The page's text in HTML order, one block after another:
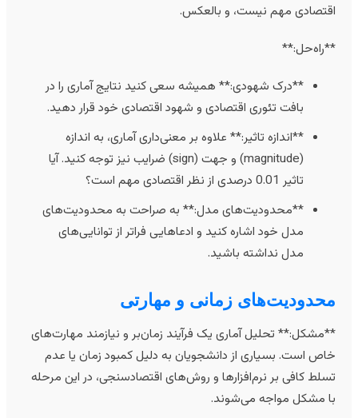
مهم نیست، و بالعکس.
**درک شهودی:** همیشه سعی کنید نتایج آماری را در
بافت تئوری اقتصادی و شهود اقتصادی خود قرار دهید.
**اندازه تاثیر:** علاوه بر معنی‌داری آماری، به اندازه
(magnitude) و جهت (sign) ضرایب نیز توجه کنید. آیا
**محدودیت‌های مدل:** به صراحت به محدودیت‌های
مدل خود اشاره کنید و ادعاهایی فراتر از توانایی‌های
مدل نداشته باشید.
زمانی و مهارتی
تحلیل آماری یک فرآیند زمان‌بر و نیازمند مهارت‌های
است. بسیاری از دانشجویان به دلیل کمبود زمان یا عدم
کافی بر نرم‌افزارها و روش‌های اقتصادسنجی، در این مرحله
مشکل مواجه می‌شوند.